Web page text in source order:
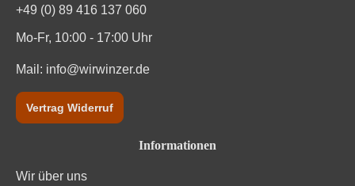
Weinart
Nährwertangaben
Durchschnittliche nährwertangaben
Kohlenhydrate
+49 (0) 89 416 137 060
Mo-Fr, 10:00 - 17:00 Uhr
Mail: info@wirwinzer.de
Vertrag Widerruf
Informationen
Wir über uns